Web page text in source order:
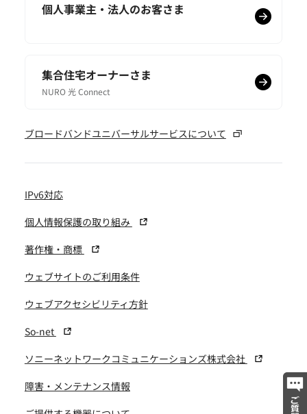
個人事業主・法人のお客さま
集合住宅オーナーさま
NURO 光 Connect
ブロードバンドユニバーサルサービスについて
IPv6対応
個人情報保護の取り組み
著作権・商標
ウェブサイトのご利用条件
ウェブアクセシビリティ方針
So-net
ソニーネットワークコミュニケーションズ株式会社
障害・メンテナンス情報